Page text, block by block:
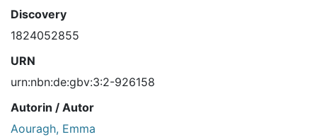
Discovery
1824052855
URN
urn:nbn:de:gbv:3:2-926158
Autorin / Autor
Aouragh, Emma